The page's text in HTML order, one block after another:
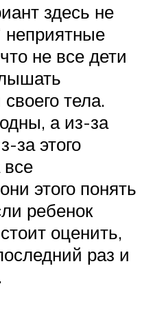
здесь не
неприятные
не все дети
тела.
а из-за
за этого
этого понять
ребенок
оценить,
раз и